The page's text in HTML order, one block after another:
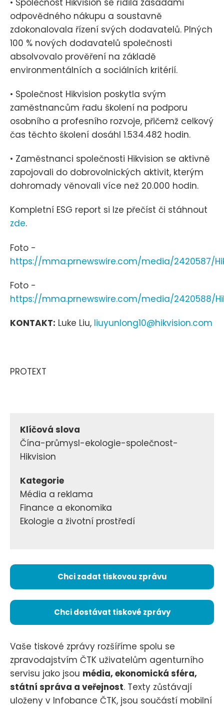
odpovědného nákupu a soustavně
zdokonalovala řízení svých dodavatelů. Plných
100 % nových dodavatelů společnosti
absolvovalo prověření na základě
environmentálních a sociálních kritérií.
• Společnost Hikvision poskytla svým
zaměstnancům řadu školení na podporu
osobního a profesního rozvoje, přičemž celkový
čas těchto školení dosáhl 1.534.482 hodin.
• Zaměstnanci společnosti Hikvision se aktivně
zapojovali do dobrovolnických aktivit, kterým
dohromady věnovali více než 20.000 hodin.
Kompletní ESG report si lze přečíst či stáhnout
zde.
Foto -
https://mma.prnewswire.com/media/2420587/
Foto -
https://mma.prnewswire.com/media/2420588/
KONTAKT: Luke Liu, liuyunlong10@hikvision.com
PROTEXT
Klíčová slova
Čína-průmysl-ekologie-společnost-
Hikvision
Kategorie
Média a reklama
Finance a ekonomika
Ekologie a životní prostředí
Chci zadat tiskovou zprávu
Chci dostávat tiskové zprávy
Vaše tiskové zprávy rozšíříme spolu se
zpravodajstvím ČTK uživatelům agenturního
servisu jako jsou média, ekonomická sféra,
státní správa a veřejnost. Texty zůstávají
uloženy v Infobance ČTK, jsou součástí mobilní